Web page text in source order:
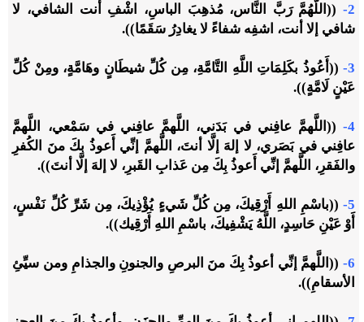
2-
((اللَّهُمَّ رَبَّ النَّاس، مُذهِبَ الباسِ، اشْفِ أنت الشافي، لا
شافي إلا أنت، اشفِه شفاءً لا يغادِرُ سَقَمًا)).
3-
((أَعُوذُ بكَلِمَاتِ اللَّهِ التَّامَّةِ، مِن كُلِّ شيطَانٍ وهَامَّةٍ، ومِنْ كُلِّ
عَيْنٍ لَامَّةٍ)).
4-
((اللَّهمَّ عافِني في بَدَني، اللَّهمَّ عافِني في سَمْعي، اللَّهمَّ
عافِني في بَصَري، لا إلهَ إلَّا أنتَ، اللَّهمَّ إنِّي أَعوذُ بكَ منَ الكُفرِ
والفَقرِ، اللَّهمَّ إنِّي أَعوذُ بِكَ مِن عَذابِ القَبرِ، لا إلهَ إلَّا أنتَ)).
5-
((باسْمِ اللهِ أَرْقِيكَ، مِن كُلِّ شَيءٍ يُؤْذِيكَ، مِن شَرِّ كُلِّ نَفْسٍ،
أَوْ عَيْنِ حَاسِدٍ، اللَّهُ يَشْفِيكَ، باسْمِ اللهِ أَرْقِيك)).
6-
((اللَّهمَّ إنِّي أعوذُ بِكَ منَ البرصِ والجنونِ والجذامِ ومن سيِّئِ
الأسقامِ)).